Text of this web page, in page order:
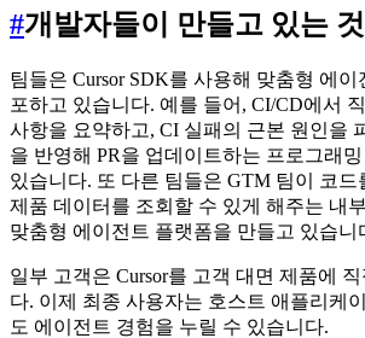
#개발자들이 만들고 있는 것
팀들은 Cursor SDK를 사용해 맞춤형 에이
포하고 있습니다. 예를 들어, CI/CD에서
사항을 요약하고, CI 실패의 근본 원인을
을 반영해 PR을 업데이트하는 프로그래
있습니다. 또 다른 팀들은 GTM 팀이 코드
제품 데이터를 조회할 수 있게 해주는 내
맞춤형 에이전트 플랫폼을 만들고 있습니
일부 고객은 Cursor를 고객 대면 제품에
다. 이제 최종 사용자는 호스트 애플리케
도 에이전트 경험을 누릴 수 있습니다.